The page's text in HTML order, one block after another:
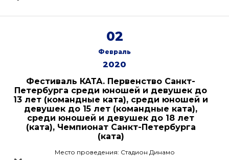
02
Февраль
2020
Фестиваль КАТА. Первенство Санкт-
Петербурга среди юношей и девушек до
13 лет (командные ката), среди юношей и
девушек до 15 лет (командные ката),
среди юношей и девушек до 18 лет
(ката), Чемпионат Санкт-Петербурга
(ката)
Место проведения: Стадион Динамо